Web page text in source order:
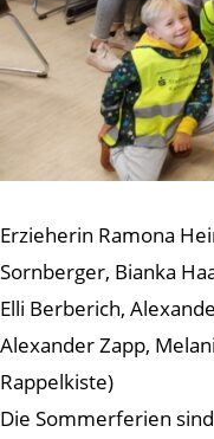
Erzieherin Ramona
Sornberger, Bianka
Elli Berberich,
Alexander Zapp,
Rappelkiste)
Die Sommerferien